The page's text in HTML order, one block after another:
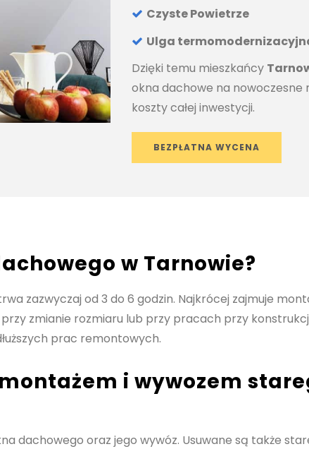
Czyste Powietrze
Ulga
Dzięki temu mieszkańcy
okna dachowe na nowoczesne
koszty całej inwestycji.
BEZPŁATNA WYCENA
w Tarnowie?
zazwyczaj od 3 do 6 godzin. Najkrócej zajmuje
zmianie rozmiaru lub przy pracach przy
prac remontowych.
i wywozem
dachowego oraz jego wywóz. Usuwane są także